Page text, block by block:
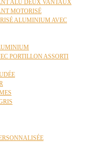
ALU DEUX VANTAUX
MOTORISÉ
ALUMINIUM AVEC
PORTILLON ASSORTI